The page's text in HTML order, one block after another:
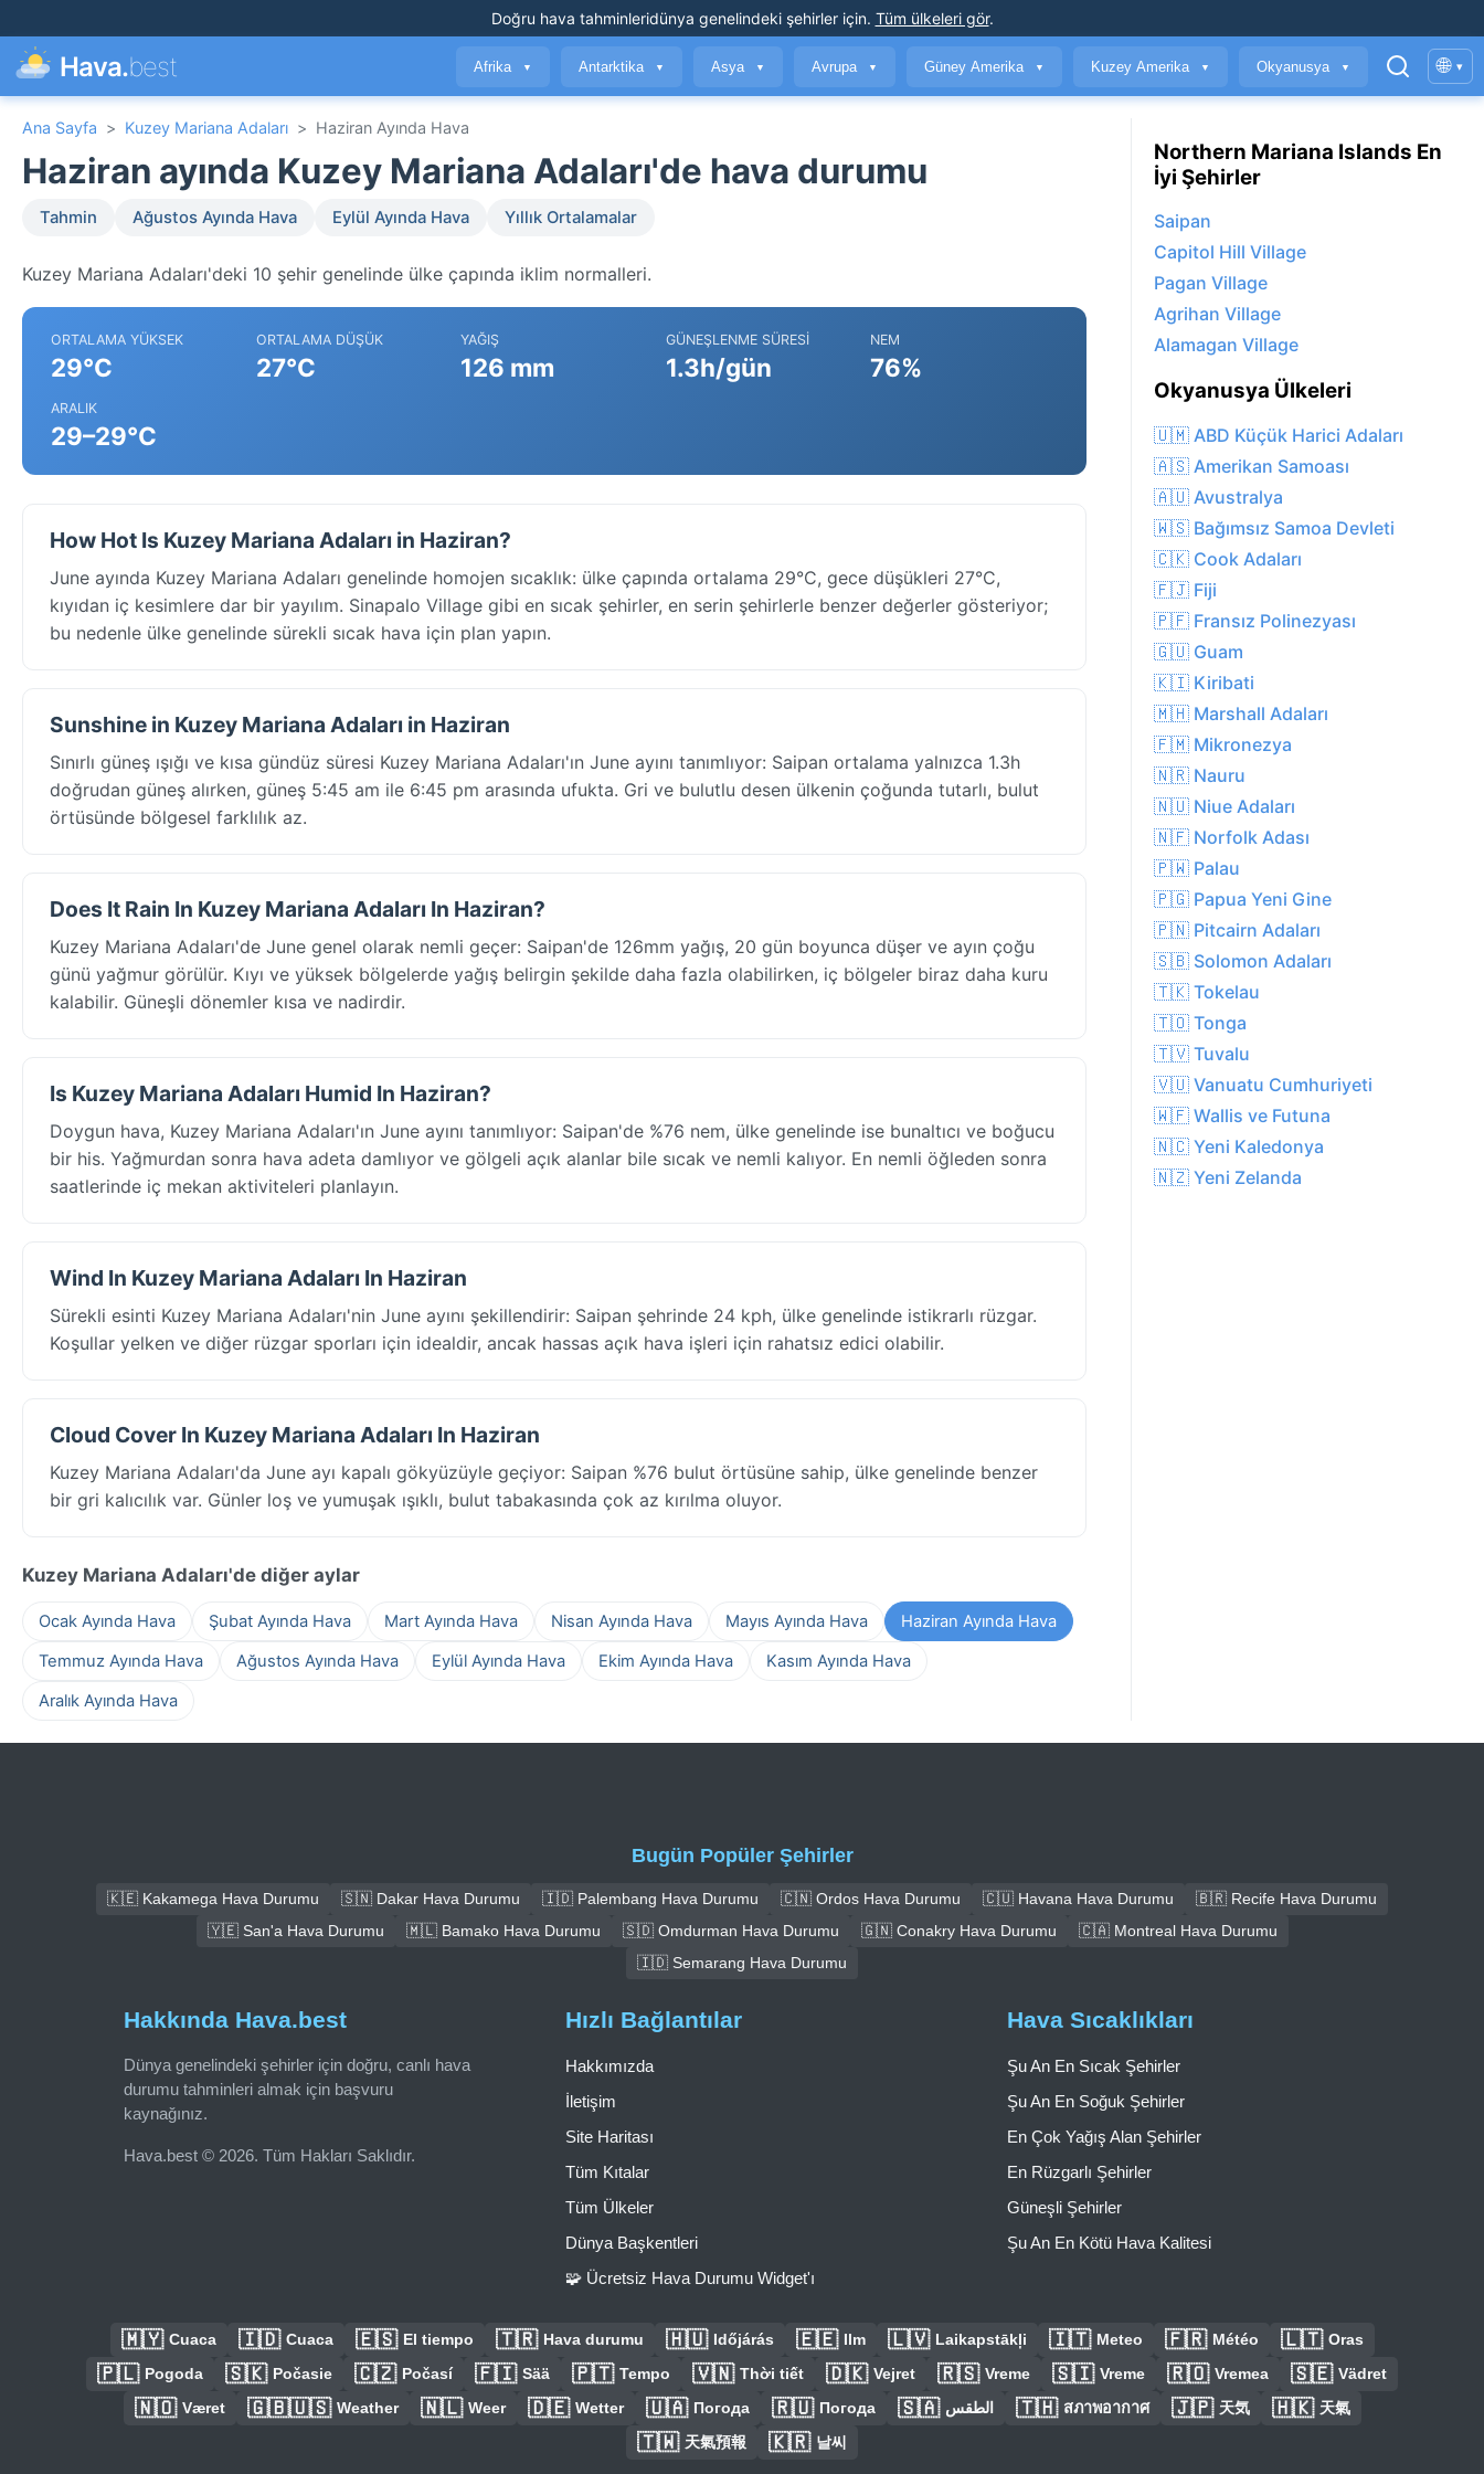
Doğru hava tahminleridünya genelindeki şehirler için. Tüm ülkeleri gör.
Hava.best Afrika ▼ Antarktika ▼ Asya ▼ Avrupa ▼ Güney Amerika ▼ Kuzey Amerika ▼ Okyanusya ▼ 🌐 ▾
Ana Sayfa > Kuzey Mariana Adaları > Haziran Ayında Hava
Haziran ayında Kuzey Mariana Adaları'de hava durumu
Tahmin Ağustos Ayında Hava Eylül Ayında Hava Yıllık Ortalamalar
Kuzey Mariana Adaları'deki 10 şehir genelinde ülke çapında iklim normalleri.
ORTALAMA YÜKSEK
29°C
ORTALAMA DÜŞÜK
27°C
YAĞIŞ
126 mm
GÜNEŞLENME SÜRESI
1.3h/gün
NEM
76%
ARALIK
29–29°C
How Hot Is Kuzey Mariana Adaları in Haziran?
June ayında Kuzey Mariana Adaları genelinde homojen sıcaklık: ülke çapında ortalama 29°C, gece düşükleri 27°C,
kıyıdan iç kesimlere dar bir yayılım. Sinapalo Village gibi en sıcak şehirler, en serin şehirlerle benzer değerler gösteriyor;
bu nedenle ülke genelinde sürekli sıcak hava için plan yapın.
Sunshine in Kuzey Mariana Adaları in Haziran
Sınırlı güneş ışığı ve kısa gündüz süresi Kuzey Mariana Adaları'ın June ayını tanımlıyor: Saipan ortalama yalnızca 1.3h
doğrudan güneş alırken, güneş 5:45 am ile 6:45 pm arasında ufukta. Gri ve bulutlu desen ülkenin çoğunda tutarlı, bulut
örtüsünde bölgesel farklılık az.
Does It Rain In Kuzey Mariana Adaları In Haziran?
Kuzey Mariana Adaları'de June genel olarak nemli geçer: Saipan'de 126mm yağış, 20 gün boyunca düşer ve ayın çoğu
günü yağmur görülür. Kıyı ve yüksek bölgelerde yağış belirgin şekilde daha fazla olabilirken, iç bölgeler biraz daha kuru
kalabilir. Güneşli dönemler kısa ve nadirdir.
Is Kuzey Mariana Adaları Humid In Haziran?
Doygun hava, Kuzey Mariana Adaları'ın June ayını tanımlıyor: Saipan'de %76 nem, ülke genelinde ise bunaltıcı ve boğucu
bir his. Yağmurdan sonra hava adeta damlıyor ve gölgeli açık alanlar bile sıcak ve nemli kalıyor. En nemli öğleden sonra
saatlerinde iç mekan aktiviteleri planlayın.
Wind In Kuzey Mariana Adaları In Haziran
Sürekli esinti Kuzey Mariana Adaları'nin June ayını şekillendirir: Saipan şehrinde 24 kph, ülke genelinde istikrarlı rüzgar.
Koşullar yelken ve diğer rüzgar sporları için idealdir, ancak hassas açık hava işleri için rahatsız edici olabilir.
Cloud Cover In Kuzey Mariana Adaları In Haziran
Kuzey Mariana Adaları'da June ayı kapalı gökyüzüyle geçiyor: Saipan %76 bulut örtüsüne sahip, ülke genelinde benzer
bir gri kalıcılık var. Günler loş ve yumuşak ışıklı, bulut tabakasında çok az kırılma oluyor.
Kuzey Mariana Adaları'de diğer aylar
Ocak Ayında Hava Şubat Ayında Hava Mart Ayında Hava Nisan Ayında Hava Mayıs Ayında Hava
Haziran Ayında Hava
Temmuz Ayında Hava
Ağustos Ayında Hava Eylül Ayında Hava Ekim Ayında Hava
Kasım Ayında Hava
Aralık Ayında Hava
Northern Mariana Islands En
İyi Şehirler
Saipan
Capitol Hill Village
Pagan Village
Agrihan Village
Alamagan Village
Okyanusya Ülkeleri
🇺🇲 ABD Küçük Harici Adaları
🇦🇸 Amerikan Samoası
🇦🇺 Avustralya
🇼🇸 Bağımsız Samoa Devleti
🇨🇰 Cook Adaları
🇫🇯 Fiji
🇵🇫 Fransız Polinezyası
🇬🇺 Guam
🇰🇮 Kiribati
🇲🇭 Marshall Adaları
🇫🇲 Mikronezya
🇳🇷 Nauru
🇳🇺 Niue Adaları
🇳🇫 Norfolk Adası
🇵🇼 Palau
🇵🇬 Papua Yeni Gine
🇵🇳 Pitcairn Adaları
🇸🇧 Solomon Adaları
🇹🇰 Tokelau
🇹🇴 Tonga
🇹🇻 Tuvalu
🇻🇺 Vanuatu Cumhuriyeti
🇼🇫 Wallis ve Futuna
🇳🇨 Yeni Kaledonya
🇳🇿 Yeni Zelanda
Bugün Popüler Şehirler
🇰🇪 Kakamega Hava Durumu 🇸🇳 Dakar Hava Durumu 🇮🇩 Palembang Hava Durumu 🇨🇳 Ordos Hava Durumu 🇨🇺 Havana Hava Durumu
🇧🇷 Recife Hava Durumu
🇾🇪 San'a Hava Durumu
🇲🇱 Bamako Hava Durumu 🇸🇩 Omdurman Hava Durumu 🇬🇳 Conakry Hava Durumu
🇨🇦 Montreal Hava Durumu
🇮🇩 Semarang Hava Durumu
Hakkında Hava.best
Dünya genelindeki şehirler için doğru, canlı hava
durumu tahminleri almak için başvuru
kaynağınız.
Hava.best © 2026. Tüm Hakları Saklıdır.
Hızlı Bağlantılar
Hakkımızda
İletişim
Site Haritası
Tüm Kıtalar
Tüm Ülkeler
Dünya Başkentleri
🧩 Ücretsiz Hava Durumu Widget'ı
Hava Sıcaklıkları
Şu An En Sıcak Şehirler
Şu An En Soğuk Şehirler
En Çok Yağış Alan Şehirler
En Rüzgarlı Şehirler
Güneşli Şehirler
Şu An En Kötü Hava Kalitesi
🇲🇾 Cuaca 🇮🇩 Cuaca 🇪🇸 El tiempo 🇹🇷 Hava durumu 🇭🇺 Időjárás 🇪🇪 Ilm 🇱🇻 Laikapstākļi 🇮🇹 Meteo 🇫🇷 Météo 🇱🇹 Oras
🇵🇱 Pogoda 🇸🇰 Počasie 🇨🇿 Počasí 🇫🇮 Sää 🇵🇹 Tempo 🇻🇳 Thời tiết 🇩🇰 Vejret 🇷🇸 Vreme 🇸🇮 Vreme 🇷🇴 Vremea 🇸🇪 Vädret
🇳🇴 Været 🇬🇧🇺🇸 Weather 🇳🇱 Weer 🇩🇪 Wetter 🇺🇦 Погода 🇷🇺 Погода 🇸🇦 الطقس 🇹🇭 สภาพอากาศ 🇯🇵 天気 🇭🇰 天氣
🇹🇼 天氣預報 🇰🇷 날씨